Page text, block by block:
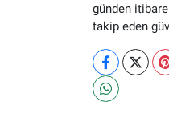
günden
takip eden